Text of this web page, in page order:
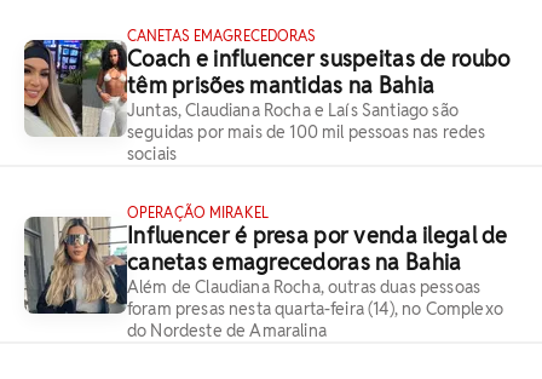
CANETAS EMAGRECEDORAS
Coach e influencer suspeitas de roubo
têm prisões mantidas na Bahia
Juntas, Claudiana Rocha e Laís Santiago são
seguidas por mais de 100 mil pessoas nas redes
sociais
OPERAÇÃO MIRAKEL
Influencer é presa por venda ilegal de
canetas emagrecedoras na Bahia
Além de Claudiana Rocha, outras duas pessoas
foram presas nesta quarta-feira (14), no Complexo
do Nordeste de Amaralina